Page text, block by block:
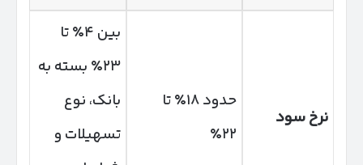
نرخ سود
حدود ۱۸٪ تا
۲۲٪
بین ۴٪ تا
۲۳٪ بسته به
بانک، نوع
تسهیلات و